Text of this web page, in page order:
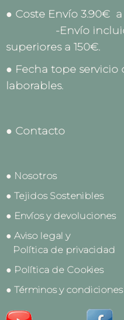
● Coste Envío
-Envío incluido
superiores a 150€.
● Fecha tope servicio
laborables.
● Contacto
● Nosotros
● Tejidos Sostenibles
● Envíos y devoluciones
● Aviso legal y
Política de privacidad
● Política de Cookies
● Términos y condiciones